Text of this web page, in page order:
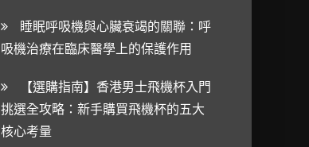
睡眠呼吸機與心臟衰竭的關聯：呼
吸機治療在臨床醫學上的保護作用
【選購指南】香港男士飛機杯入門
挑選全攻略：新手購買飛機杯的五大
核心考量